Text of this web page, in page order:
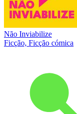
Não Inviabilize
Ficção, Ficção cómica